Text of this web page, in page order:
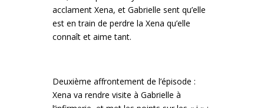
acclament Xena, et Gabrielle sent qu’elle
est en train de perdre la Xena qu’elle
connaît et aime tant.
Deuxième affrontement de l’épisode :
Xena va rendre visite à Gabrielle à